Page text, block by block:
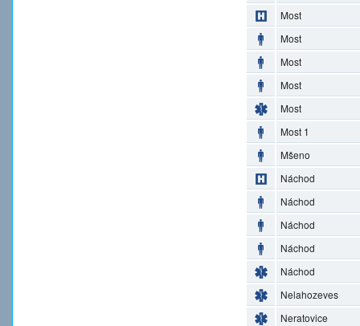
Most
Most
Most
Most
Most
Most 1
Mšeno
Náchod
Náchod
Náchod
Náchod
Náchod
Nelahozeves
Neratovice